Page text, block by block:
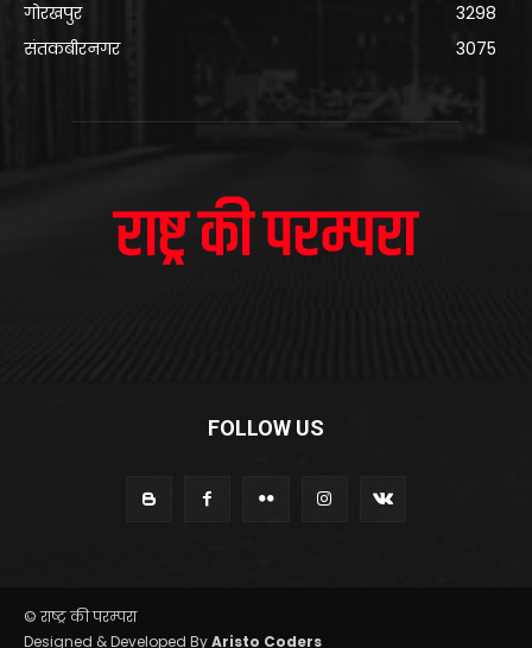
गोरखपुर
3298
संतकबीरनगर
3075
FOLLOW US
© राष्ट्र की परम्परा
Designed & Developed ByAristo Coders